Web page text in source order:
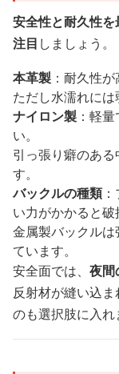
安全性と耐久性
注目 しましょう。
本革製 ：耐久性
ただし水濡れには
ナイロン製 ：軽
い。
引っ張り癖のあ
す。
バックルの種類：
い力がかかると破
金属製バックル
ています。
安全面では、 夜間
反射材が縫い込
のも選択肢に入れ